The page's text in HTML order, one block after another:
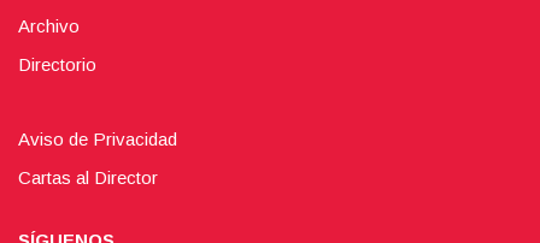
Archivo
Directorio
Aviso de Privacidad
Cartas al Director